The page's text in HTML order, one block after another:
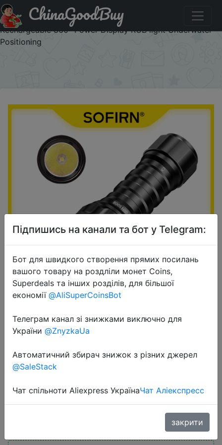
Промокод на знижку UAAF03 Sofirn SD08 Diving
Flashlight 3200lm 385m SST70 LED 21700 USB C
Rechargeable 360° Power Display RGB light Underwater
Positioning
ChinaGoodBuy
Sofirn SD08 Diving Flashlight
3200lm 385m SST70 LED 21700
Display RGB light Underwater
Positioning
$17.04
Підпишись на канали та бот у Telegram:
Бот для швидкого створення прямих посилань
вашого товару на роздліли монет Coins,
Superdeals та інших розділів, для більшої
економії @AliSuperCoinsBot
Телеграм канал зі знижками виключно для
України @ZnyzkaUa
Автоматичний збирач знижок з різних джерел
@SaleStack
Чат спільноти Aliexpress УкраїнаЧат Аліекспресс
закрити